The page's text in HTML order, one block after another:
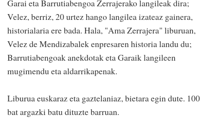
Garai eta Barrutiabengoa Zerrajerako langileak dira;
Velez, berriz, 20 urtez hango langilea izateaz gainera,
historialaria ere bada. Hala, "Ama Zerrajera" liburuan,
Velez de Mendizabalek enpresaren historia landu du;
Barrutiabengoak anekdotak eta Garaik langileen
mugimendu eta aldarrikapenak.
Liburua euskaraz eta gaztelaniaz, bietara egin dute. 100
bat argazki batu dituzte barruan.